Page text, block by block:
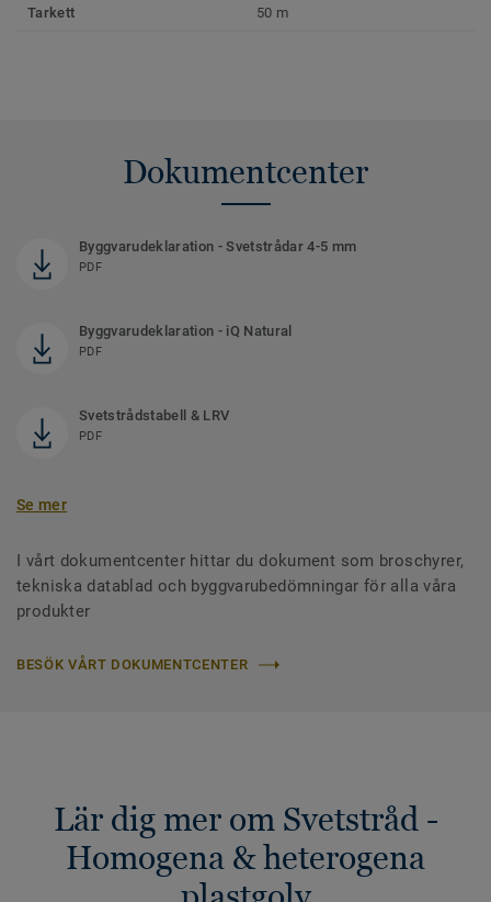
Tarkett 50 m
Dokumentcenter
Byggvarudeklaration - Svetstrådar 4-5 mm
PDF
Byggvarudeklaration - iQ Natural
PDF
Svetstrådstabell & LRV
PDF
Se mer
I vårt dokumentcenter hittar du dokument som broschyrer,
tekniska datablad och byggvarubedömningar för alla våra
produkter
BESÖK VÅRT DOKUMENTCENTER
Lär dig mer om Svetstråd -
Homogena & heterogena